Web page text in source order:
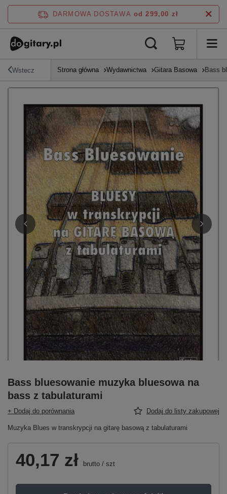
DARMOWA DOSTAWA od 299,00 zł
Wstecz Strona główna Wydawnictwa Gitara Basowa Bass
Bass bluesowanie muzyka bluesowa na
bass z tabulaturami
+ Dodaj do porównania Dodaj do listy zakupowej
Muzyka Blues w transkrypcji na gitarę basową z tabulaturami
40,17 zł brutto / szt